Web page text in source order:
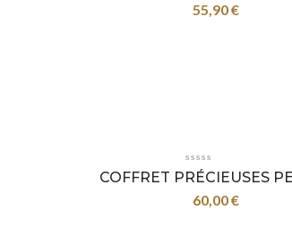
55,90€
COFFRET PRÉCIEUSES
60,00€